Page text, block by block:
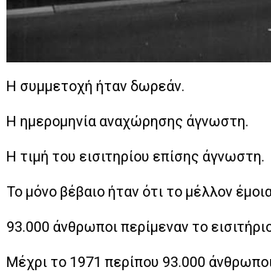
Η συμμετοχή ήταν δωρεάν.
Η ημερομηνία αναχώρησης άγνωστη.
Η τιμή του εισιτηρίου επίσης άγνωστη.
Το μόνο βέβαιο ήταν ότι το μέλλον
93.000 άνθρωποι περίμεναν το
Μέχρι το 1971 περίπου 93.000